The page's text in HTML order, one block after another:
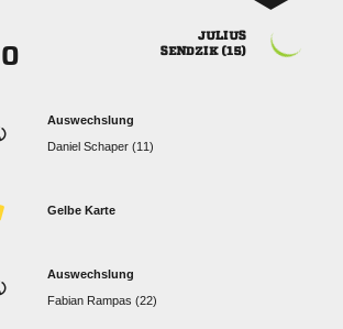

 

Auswechslung
  
Gelbe Karte
Auswechslung
  